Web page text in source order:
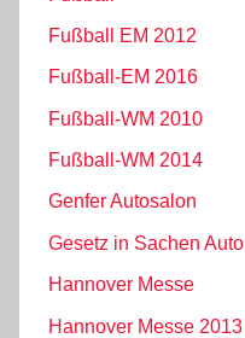
Fußball EM 2012
Fußball-EM 2016
Fußball-WM 2010
Fußball-WM 2014
Genfer Autosalon
Gesetz in Sachen Auto
Hannover Messe
Hannover Messe 2013